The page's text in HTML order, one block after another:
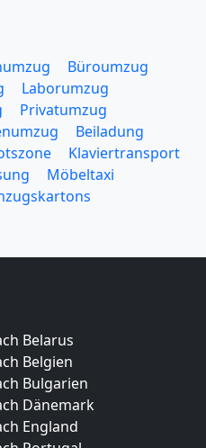
Büroumzug
Laborumzug
Privatumzug
Beiladung
Klaviertransport
Möbeltaxi
Belarus
Belgien
Bulgarien
Dänemark
England